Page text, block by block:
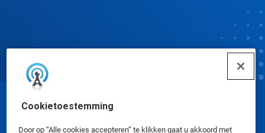
Cookietoestemming
Door op “Alle cookies accepteren” te klikken gaat u akkoord met
© Ecolab Inc. 2025